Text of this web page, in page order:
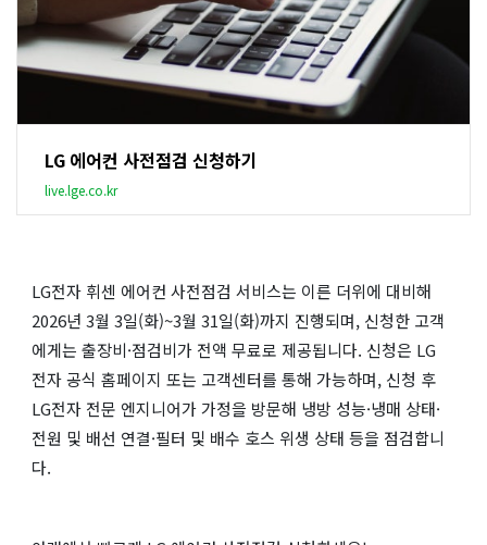
LG 에어컨 사전점검 신청하기
live.lge.co.kr
LG전자 휘센 에어컨 사전점검 서비스는 이른 더위에 대비해
2026년 3월 3일(화)~3월 31일(화)까지 진행되며, 신청한 고객
에게는 출장비·점검비가 전액 무료로 제공됩니다. 신청은 LG
전자 공식 홈페이지 또는 고객센터를 통해 가능하며, 신청 후
LG전자 전문 엔지니어가 가정을 방문해 냉방 성능·냉매 상태·
전원 및 배선 연결·필터 및 배수 호스 위생 상태 등을 점검합니
다.